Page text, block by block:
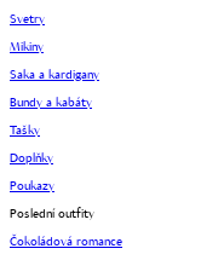
Svetry
Mikiny
Saka a kardigany
Bundy a kabáty
Tašky
Doplňky
Poukazy
Poslední outfity
Čokoládová romance